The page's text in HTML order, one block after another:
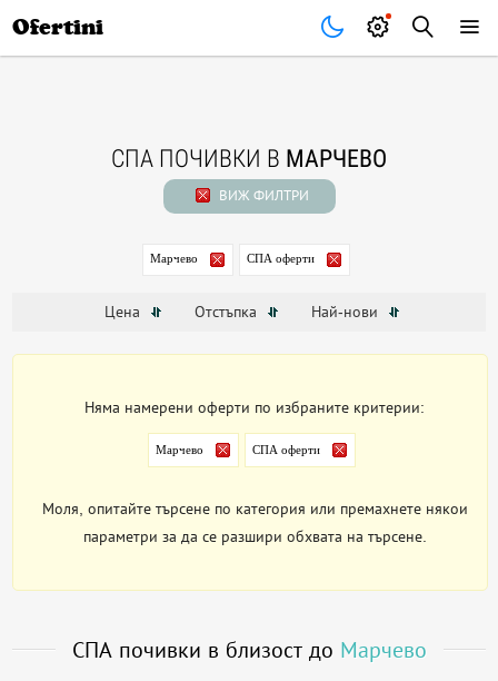
Ofertini
СПА ПОЧИВКИ В МАРЧЕВО
ВИЖ ФИЛТРИ
Марчево СПА оферти
Цена Отстъпка Най-нови
Няма намерени оферти по избраните критерии:
Марчево СПА оферти
Моля, опитайте търсене по категория или премахнете някои
параметри за да се разшири обхвата на търсене.
СПА почивки в близост до Марчево